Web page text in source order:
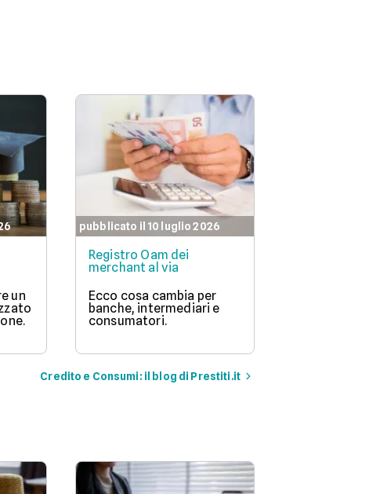
un
pubblicato il 10 luglio 2026
Registro Oam dei
merchant al via
Ecco cosa cambia per
banche, intermediari e
consumatori.
Credito e Consumi: il blog di Prestiti.it